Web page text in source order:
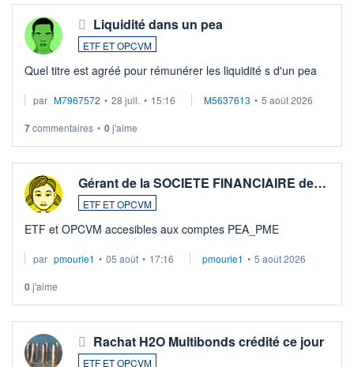
Liquidité dans un pea
ETF ET OPCVM
Quel titre est agréé pour rémunérer les liquidité s d'un pea
par M7967572 • 28 juil. • 15:16 M5637613 • 5 août 2026
7commentaires • 0j'aime
Gérant de la SOCIETE FINANCIAIRE de…
ETF ET OPCVM
ETF et OPCVM accesibles aux comptes PEA_PME
par pmourie1 • 05 août • 17:16 pmourie1 • 5 août 2026
0j'aime
Rachat H2O Multibonds crédité ce jour
ETF ET OPCVM